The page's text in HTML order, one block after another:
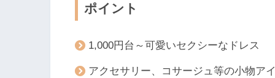
ポイント
1,000円台～可愛いセクシーなドレス
アクセサリー、コサージュ等の小物ア